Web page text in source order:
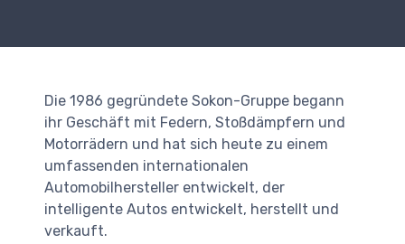
Die 1986 gegründete Sokon-Gruppe begann
ihr Geschäft mit Federn, Stoßdämpfern und
Motorrädern und hat sich heute zu einem
umfassenden internationalen
Automobilhersteller entwickelt, der
intelligente Autos entwickelt, herstellt und
verkauft.